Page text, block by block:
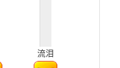
流泪